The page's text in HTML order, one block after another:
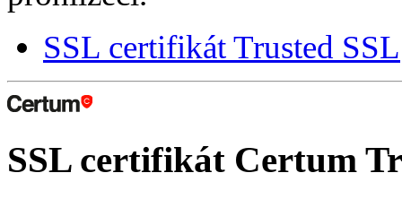
SSL certifikát Trusted SSL
SSL certifikát Certum